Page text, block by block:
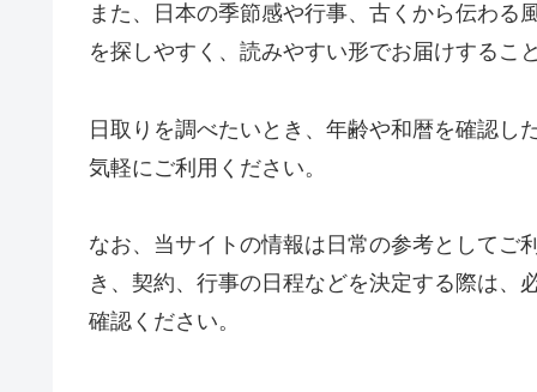
また、日本の季節感や行事、古くから伝わる
を探しやすく、読みやすい形でお届けするこ
日取りを調べたいとき、年齢や和暦を確認し
気軽にご利用ください。
なお、当サイトの情報は日常の参考としてご
き、契約、行事の日程などを決定する際は、
確認ください。